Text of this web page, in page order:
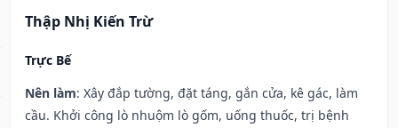
Thập Nhị Kiến Trừ
Trực Bế
Nên làm: Xây đắp tường, đặt táng, gắn cửa, kê gác, làm
cầu. Khởi công lò nhuộm lò gốm, uống thuốc, trị bệnh